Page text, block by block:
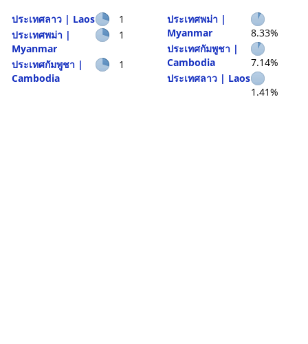
ประเทศลาว | Laos
1
ประเทศพม่า |
Myanmar
1
ประเทศกัมพูชา |
Cambodia
1
ประเทศพม่า |
Myanmar
8.33%
ประเทศกัมพูชา |
Cambodia
7.14%
ประเทศลาว | Laos
1.41%